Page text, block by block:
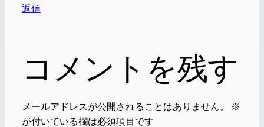
返信
コメントを残す
メールアドレスが公開されることはありません。
※
が付いている欄は必須項目です